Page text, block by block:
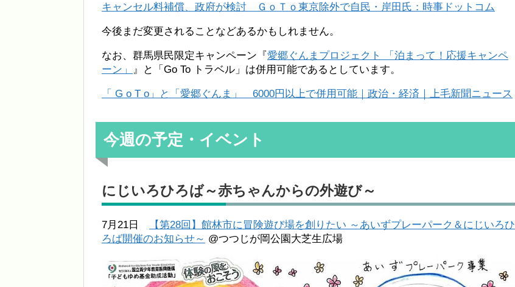
キャンセル料補償、政府が検討 ＧｏＴｏ東京除外で自民・岸田氏：時事ドットコム
今後まだ変更されることなどあるかもしれません。
なお、群馬県民限定キャンペーン『愛郷ぐんまプロジェクト 「泊まって！応援キャンペ
ーン」
』と「Go To トラベル」は併用可能であるとしています。
「 G o T o」と「愛郷ぐんま」 6000円以上で併用可能｜政治・経済｜上毛新聞ニュース
今週の予定・イベント
にじいろひろば～赤ちゃんからの外遊び～
7月21日
【第28回】館林市に冒険遊び場を創りたい ～あいずプレーパーク＆にじいろひ
ろば開催のお知らせ～ @つつじが岡公園大芝生広場